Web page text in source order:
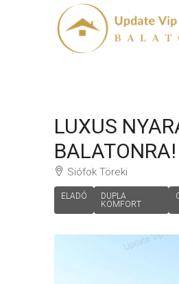
LUXUS
BALATONRA!
Siófok Töreki
ELADÓ
DUPLA
KOMFORT